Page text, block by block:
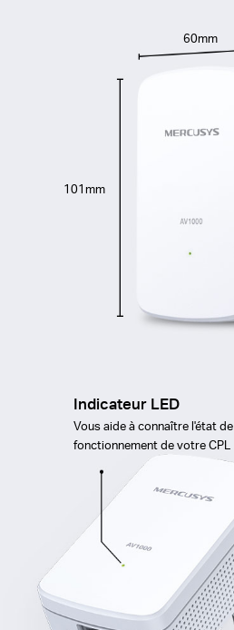
101mm
60mm
Indicateur LED
Vous aide à connaître l'état de
fonctionnement de votre CPL